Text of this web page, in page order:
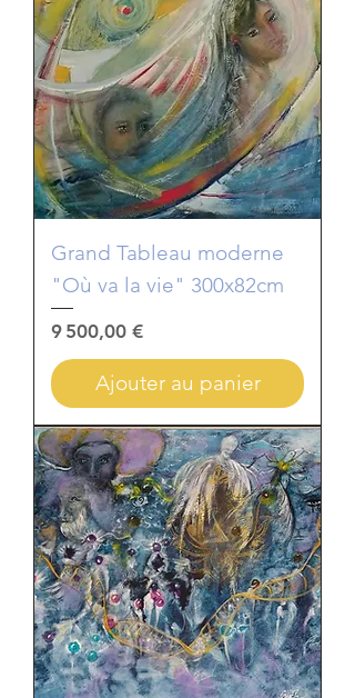
Grand Tableau moderne
"Où va la vie" 300x82cm
Prix
9 500,00 €
Ajouter au panier